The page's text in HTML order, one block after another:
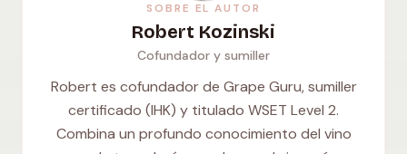
SOBRE EL AUTOR
Robert Kozinski
Cofundador y sumiller
Robert es cofundador de Grape Guru, sumiller
certificado (IHK) y titulado WSET Level 2.
Combina un profundo conocimiento del vino